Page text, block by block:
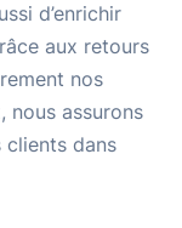
d’enrichir
aux retours
nos
nous assurons
clients dans